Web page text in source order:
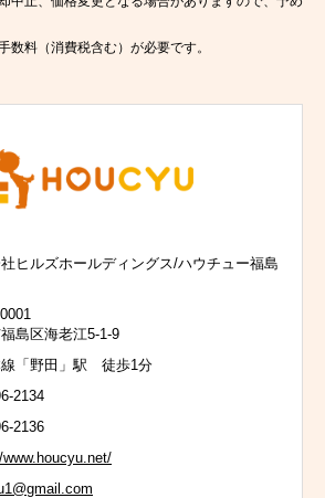
数料（消費税含む）が必要です。
ヒルズホールディングス/ハウチュー福島
島区海老江5-1-9
線「野田」駅 徒歩1分
2134
2136